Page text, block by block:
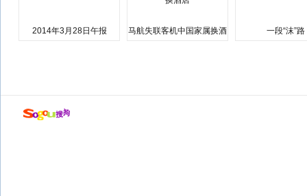
2014年3月28日午报
马航失联客机中国家属换酒
一段“沫”路